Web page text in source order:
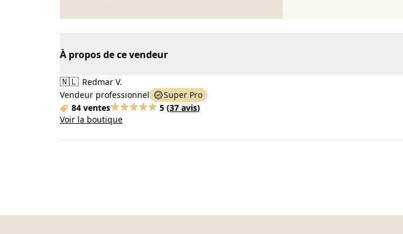
À propos de ce vendeur
🇳🇱 Redmar V.
Vendeur professionnel
Super Pro
84 ventes
5 (37 avis)
Voir la boutique